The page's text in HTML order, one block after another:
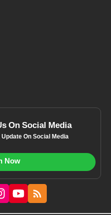
On Social Media
On Social Media
Now